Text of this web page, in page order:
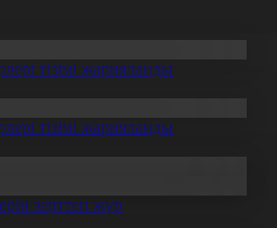
тізімі жарияланды
тізімі жарияланды
зерттеп жүр